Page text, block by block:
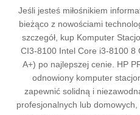
Jeśli jesteś miłośnikiem
bieżąco z nowościami
szczegół, kup Komputer
CI3-8100 Intel Core i3-8100 8
A+) po najlepszej cenie. HP
odnowiony komputer
zapewnić solidną i
profesjonalnych lub